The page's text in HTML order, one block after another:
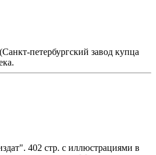
петербургский завод купца
402 стр. с иллюстрациями в